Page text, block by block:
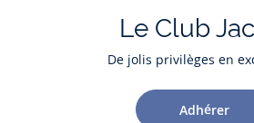
Le Club
De jolis privilèges en
Adhérer